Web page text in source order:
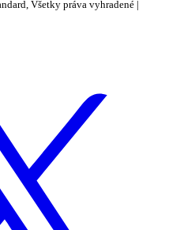
Všetky práva vyhradené |